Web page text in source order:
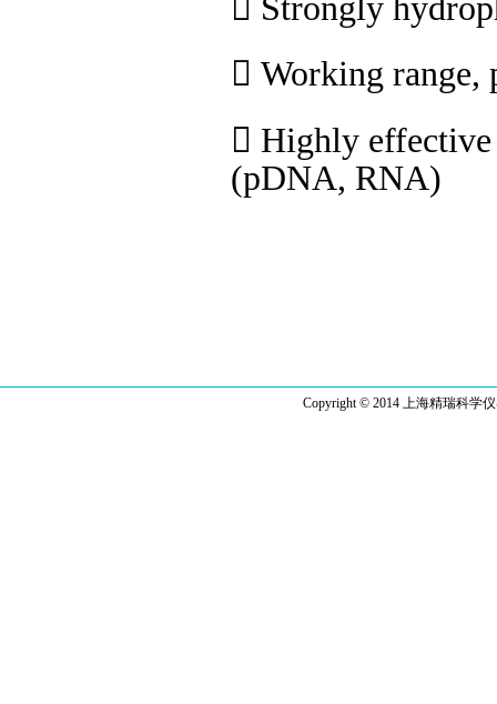
 Strongly
 Working range,
 Highly
(pDNA, RNA)
Copyright © 2014 上海精瑞科学